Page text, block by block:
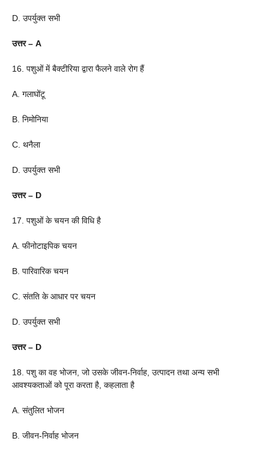
D. उपर्युक्त सभी
उत्तर – A
16. पशुओं में बैक्टीरिया द्वारा फैलने वाले रोग हैं
A. गलाघोंटू
B. निमोनिया
C. थनैला
D. उपर्युक्त सभी
उत्तर – D
17. पशुओं के चयन की विधि है
A. फीनोटाइपिक चयन
B. पारिवारिक चयन
C. संतति के आधार पर चयन
D. उपर्युक्त सभी
उत्तर – D
18. पशु का वह भोजन, जो उसके जीवन-निर्वाह, उत्पादन तथा अन्य सभी
आवश्यकताओं को पूरा करता है, कहलाता है
A. संतुलित भोजन
B. जीवन-निर्वाह भोजन